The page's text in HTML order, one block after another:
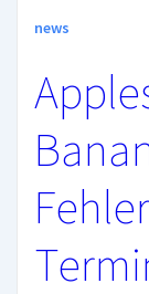
news